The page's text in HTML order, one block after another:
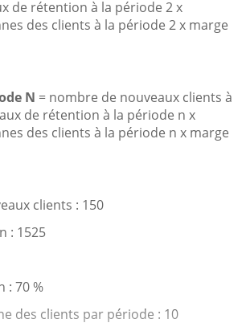
de rétention à la période 2 x
des clients à la période 2 x marge
N = nombre de nouveaux clients à
de rétention à la période n x
des clients à la période n x marge
clients : 150
: 1525
: 70 %
des clients par période : 10